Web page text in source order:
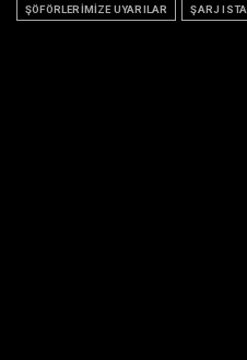
ŞÖFÖRLERİMİZE UYARILAR ŞARJ